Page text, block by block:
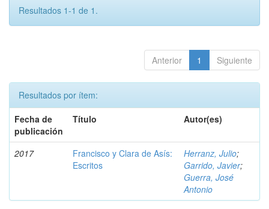
Resultados 1-1 de 1.
Anterior 1 Siguiente
Resultados por ítem:
Fecha de
publicación
Título Autor(es)
2017
Francisco y Clara de Asís:
Escritos
Herranz, Julio;
Garrido, Javier;
Guerra, José
Antonio